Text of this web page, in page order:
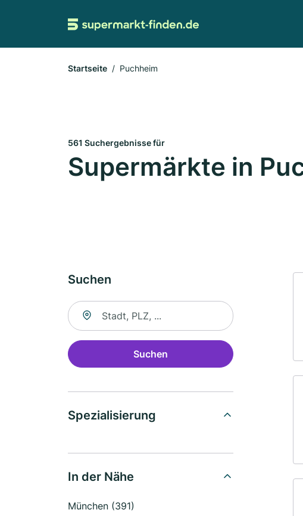
Startseite Puchheim
561 Suchergebnisse für
Supermärkte in
Suchen
Suche nach Ort
Suchen
Spezialisierung
In der Nähe
München (391)